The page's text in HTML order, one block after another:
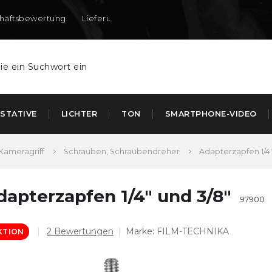
Lieferung nach DE und AT
STATIVE LICHTER TON SMARTPHONE-VIDEO
Schrauben, Schraubendreher Adapterzapfen 1/
1/4" und 3/8" 97900
Die
2 Bewertungen Marke: FILM-TECHNIKA